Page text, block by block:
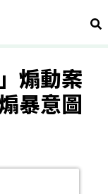
搜
煽動案
暴意圖